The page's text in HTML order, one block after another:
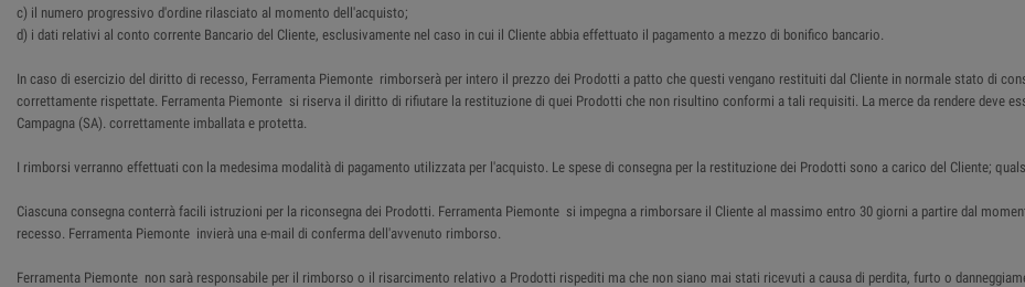
c) il numero progressivo d'ordine rilasciato al momento dell'acquisto;
d) i dati relativi al conto corrente Bancario del Cliente, esclusivamente nel caso in cui il Cliente abbia effettuato il pagamento a mezzo di bonifico bancario.
In caso di esercizio del diritto di recesso, Ferramenta Piemonte rimborserà per intero il prezzo dei Prodotti a patto che questi vengano restituiti dal Cliente in normale stato di
correttamente rispettate. Ferramenta Piemonte si riserva il diritto di rifiutare la restituzione di quei Prodotti che non risultino conformi a tali requisiti. La merce da rendere deve
Campagna (SA). correttamente imballata e protetta.
I rimborsi verranno effettuati con la medesima modalità di pagamento utilizzata per l'acquisto. Le spese di consegna per la restituzione dei Prodotti sono a carico del Cliente;
Ciascuna consegna conterrà facili istruzioni per la riconsegna dei Prodotti. Ferramenta Piemonte si impegna a rimborsare il Cliente al massimo entro 30 giorni a partire dal
recesso. Ferramenta Piemonte invierà una e-mail di conferma dell'avvenuto rimborso.
Ferramenta Piemonte non sarà responsabile per il rimborso o il risarcimento relativo a Prodotti rispediti ma che non siano mai stati ricevuti a causa di perdita, furto o